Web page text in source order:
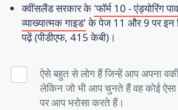
क्वींसलैंड सरकार के 'फॉर्म 10 - एंड्योरिंग
व्याख्यात्मक गाइड'के पेज 11 और 9 पर इन
पढ़ें (पीडीएफ, 415 केबी)।
ऐसे बहुत से लोग हैं जिन्हें आप अपना
लेकिन जो भी आप चुनते हैं वह कोई ऐसा
पर आप भरोसा करते हैं।